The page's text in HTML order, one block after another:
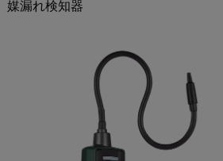
媒漏れ検知器